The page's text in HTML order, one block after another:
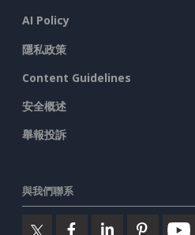
AI Policy
隱私政策
Content Guidelines
安全概述
舉報投訴
與我們聯系